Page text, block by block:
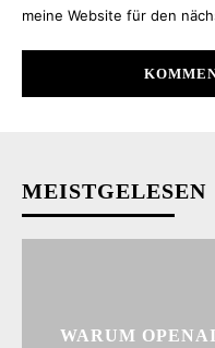
meine Website für den
MEISTGELESEN
WARUM